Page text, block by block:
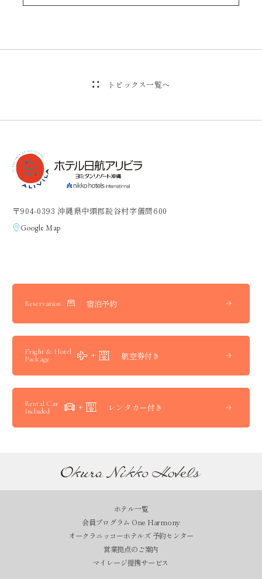
トピックス一覧へ
〒904-0393 沖縄県中頭郡読谷村字儀間600
Google Map
Reservation 宿泊予約
Fright & Hotel
Package
航空券付き
Rental Car
Included
レンタカー付き
ホテル一覧
会員プログラム One Harmony
オークラニッコーホテルズ 予約センター
営業拠点のご案内
マイレージ提携サービス